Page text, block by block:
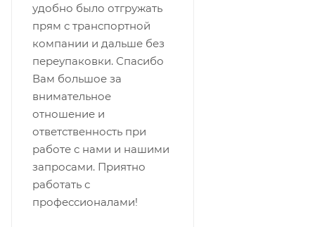
удобно было отгружать
прям с транспортной
компании и дальше без
переупаковки. Спасибо
Вам большое за
внимательное
отношение и
ответственность при
работе с нами и нашими
запросами. Приятно
работать с
профессионалами!